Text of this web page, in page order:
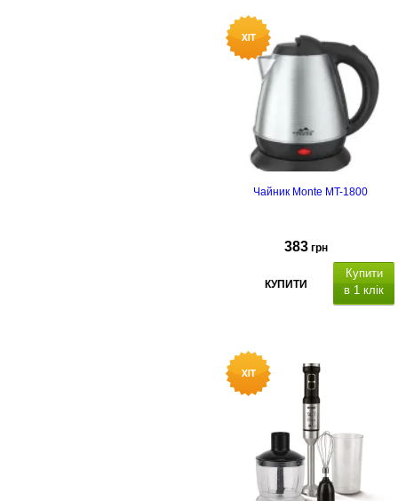
скло, а
підсвічування, захист від
перегріву.
Чайник Monte MT-1800
383 грн
КУПИТИ
Купити
в 1 клік